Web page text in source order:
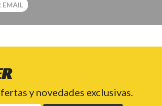
EMAIL
y novedades exclusivas.